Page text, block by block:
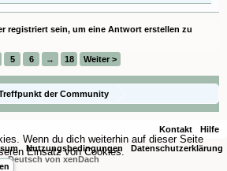
registriert sein, um eine Antwort erstellen zu
5 6 → 18 Weiter >
der Community
Kontakt
Hilfe
Nutzungsbedingungen
Datenschutzerklärung
-Deutsch von xenDach
Wenn du dich weiterhin auf dieser Seite
Einsatz von Cookies.